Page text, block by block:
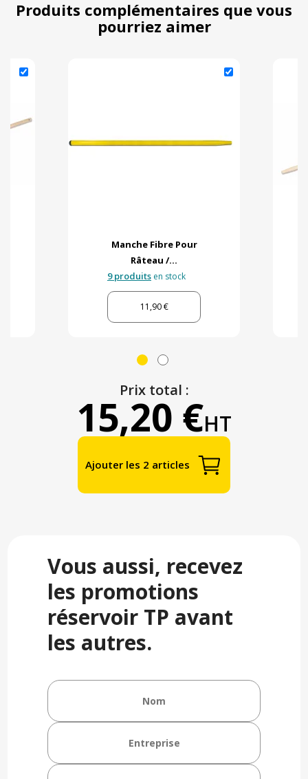
Produits complémentaires que vous
pourriez aimer
Manche Fibre Pour
Râteau /...
9 produits en stock
11,90 €
Prix total :
15,20 €HT
Ajouter les 2 articles
Vous aussi, recevez
les promotions
réservoir TP avant
les autres.